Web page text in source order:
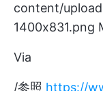
content/
1400x831.png
Via
/参照 https://